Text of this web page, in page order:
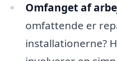
Omfanget af
omfattende er
installationerne?